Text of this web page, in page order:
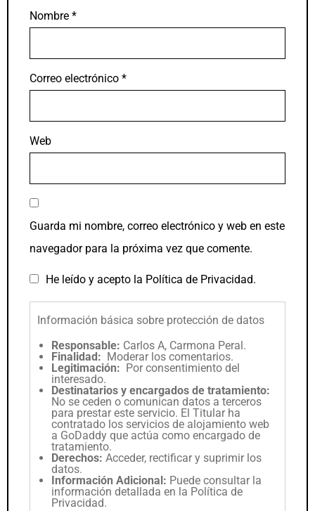
Nombre *
Correo electrónico *
Web
Guarda mi nombre, correo electrónico y web en este
navegador para la próxima vez que comente.
He leído y acepto la Política de Privacidad.
Información básica sobre protección de datos
Responsable: Carlos A, Carmona Peral.
Finalidad: Moderar los comentarios.
Legitimación: Por consentimiento del
interesado.
Destinatarios y encargados de tratamiento:
No se ceden o comunican datos a terceros
para prestar este servicio. El Titular ha
contratado los servicios de alojamiento web
a GoDaddy que actúa como encargado de
tratamiento.
Derechos: Acceder, rectificar y suprimir los
datos.
Información Adicional: Puede consultar la
información detallada en la Política de
Privacidad.